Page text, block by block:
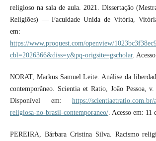
religioso na sala de aula. 2021. Dissertação
Religiões) — Faculdade Unida de Vitória,
em:
https://www.proquest.com/openview/
cbl=2026366&diss=y&pq-origsite=gscholar.
NORAT, Markus Samuel Leite. Análise da
contemporâneo. Scientia et Ratio, João Pessoa,
Disponível em:https://scientiaetratio.com.br/
religiosa-no-brasil-contemporaneo/. Acesso em: 11
PEREIRA, Bárbara Cristina Silva. Racismo